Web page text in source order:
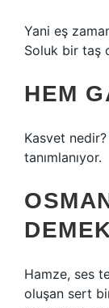
Yani eş
Soluk bir taş
HEM
Kasvet
tanımlanıyor.
Hamze, ses
oluşan sert